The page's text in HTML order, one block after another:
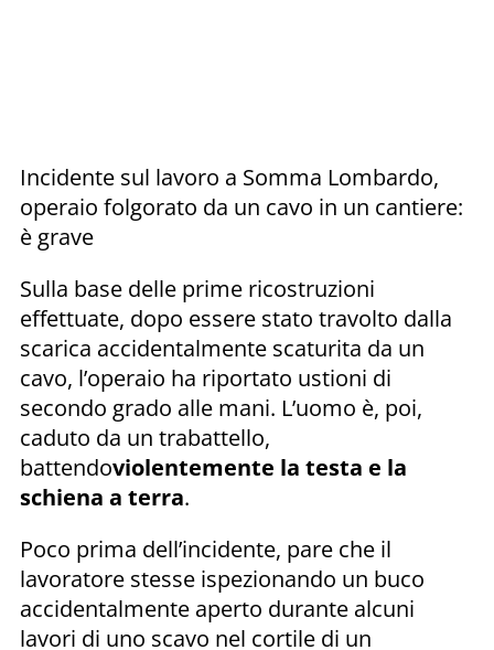
Incidente sul lavoro a Somma Lombardo,
operaio folgorato da un cavo in un cantiere:
è grave
Sulla base delle prime ricostruzioni
effettuate, dopo essere stato travolto dalla
scarica accidentalmente scaturita da un
cavo, l’operaio ha riportato ustioni di
secondo grado alle mani. L’uomo è, poi,
caduto da un trabattello,
battendoviolentemente la testa e la
schiena a terra.
Poco prima dell’incidente, pare che il
lavoratore stesse ispezionando un buco
accidentalmente aperto durante alcuni
lavori di uno scavo nel cortile di un